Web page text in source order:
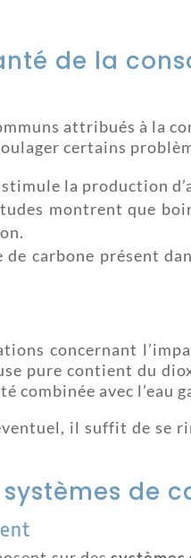
de la
attribués à la
certains
stimule la production
montrent que
de carbone présent
concernant
pure contient du
combinée avec l’eau
il suffit de se
de